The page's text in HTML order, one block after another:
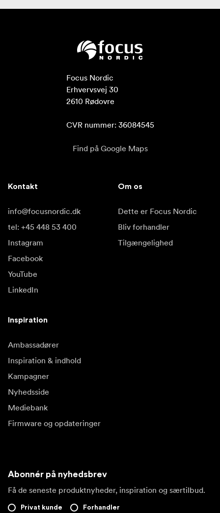
Focus Nordic
Erhvervsvej 30
2610 Rødovre
CVR nummer: 36084545
Find på Google Maps
Kontakt
info@focusnordic.dk
tel: +45 448 53 400
Instagram
Facebook
YouTube
LinkedIn
Om os
Dette er Focus Nordic
Bliv forhandler
Tilgængelighed
Inspiration
Ambassadører
Inspiration & indhold
Kampagner
Nyhedsside
Mediebank
Firmware og opdateringer
Abonnér på nyhedsbrev
Få de seneste produktnyheder, inspiration og særtilbud.
Privat kunde Forhandler